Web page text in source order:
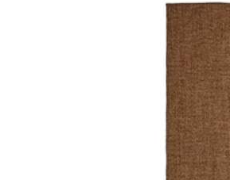
Opzione: MORUM,
Opzione: MORUM,
Opzione: MORUM,